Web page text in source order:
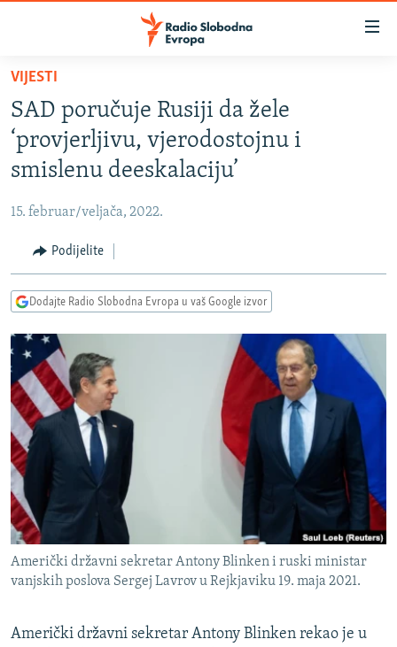
Pređite
glavni
sadržaj
Pređite
na
glavnu
Pređite
na
pretragu
BOSNA I HERCEGOVINA
SRBIJA
CRNA GORA
VIZUELNO
INFOGRAFIKE
RAT U UKRAJINI
KINA NA BALKANU
RSE PRIČE IZ SVIJETA
ISPRIČAJ MI
DNEVNO@RSE
SPECIJALI RSE
VIŠE OD NASLOVA
GENOCID U SREBRENICI
POPLAVE I KLIZIŠTA U BIH 2024.
POST SCRIPTUM
PRATITE NAS
VIJESTI
SAD poručuje Rusiji da žele
‘provjerljivu, vjerodostojnu i
smislenu deeskalaciju’
15. februar/veljača, 2022.
Podijelite
Dodajte Radio Slobodna Evropa u vaš Google izvor
Američki državni sekretar Antony Blinken i ruski ministar
vanjskih poslova Sergej Lavrov u Rejkjaviku 19. maja 2021.
Američki državni sekretar Antony Blinken rekao je u